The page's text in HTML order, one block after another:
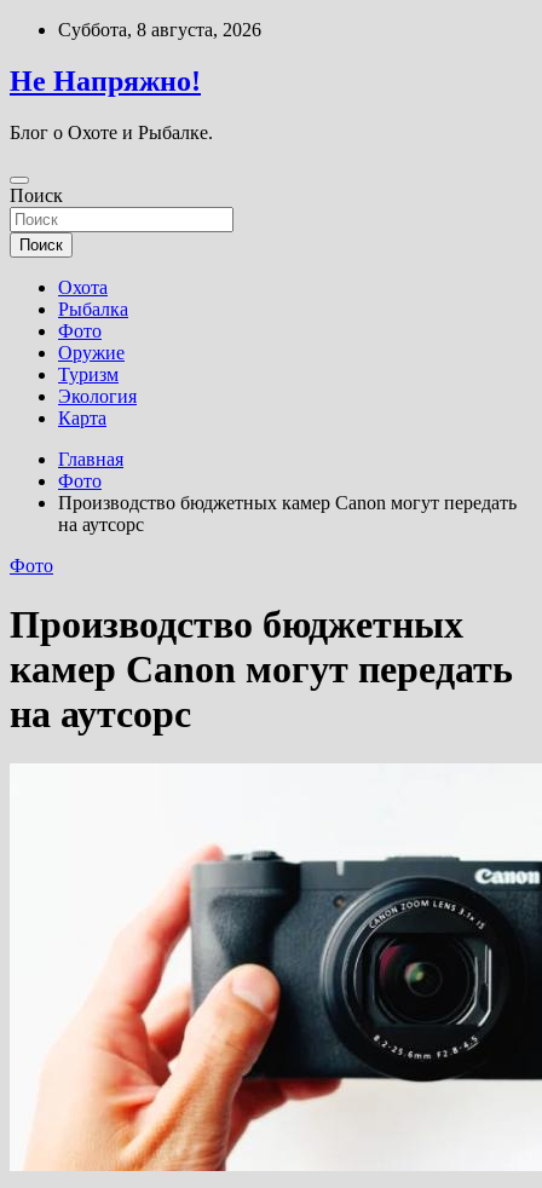
Перейти
содержимому
Суббота, 8 августа, 2026
Не Напряжно!
Блог о Охоте и Рыбалке.
Поиск
Поиск
Охота
Рыбалка
Фото
Оружие
Туризм
Экология
Карта
Главная
Фото
Производство бюджетных камер Canon могут передать
на аутсорс
Фото
Производство бюджетных
камер Canon могут передать
на аутсорс